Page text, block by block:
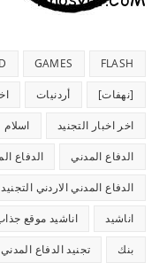
FLASH
GAMES
[نهفات] أردنيات
اخر اخبار التجنيد اسلام
الدفاع المدني الدفاع
الدفاع المدني الاردني التجنيد
اناشيد اناشيد موقع
بنك تجنيد الدفاع المدني